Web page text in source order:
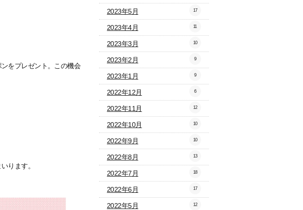
をプレゼント。この機会
ります。
2023年5月 17
2023年4月 11
2023年3月 10
2023年2月 9
2023年1月 9
2022年12月 6
2022年11月 12
2022年10月 10
2022年9月 10
2022年8月 13
2022年7月 18
2022年6月 17
2022年5月 12